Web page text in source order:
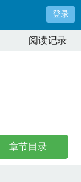
登录
阅读记录
章节目录